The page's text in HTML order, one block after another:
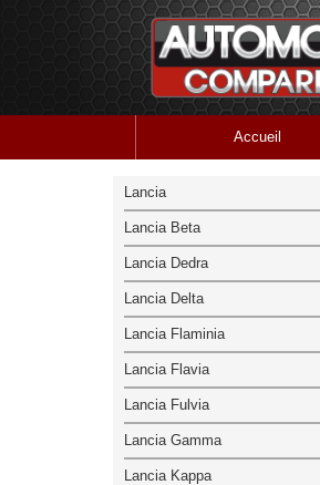
Accueil
Lancia
Lancia Beta
Lancia Dedra
Lancia Delta
Lancia Flaminia
Lancia Flavia
Lancia Fulvia
Lancia Gamma
Lancia Kappa